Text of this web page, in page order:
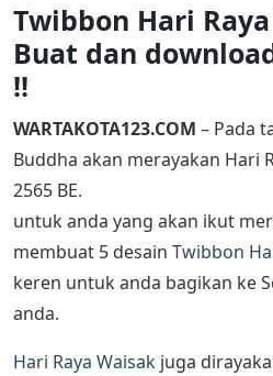
Twibbon Hari
Buat dan
!!
WARTAKOTA123.COM – Pada
Buddha akan merayakan Hari
2565 BE.
untuk anda yang akan ikut
membuat 5 desain Twibbon
keren untuk anda bagikan ke
anda.
Hari Raya Waisak juga